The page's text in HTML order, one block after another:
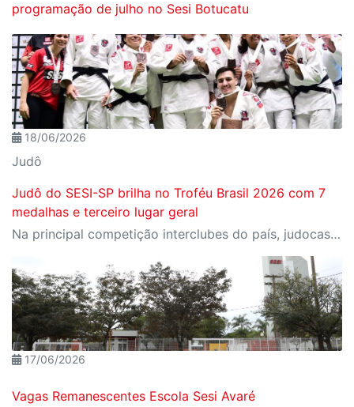
programação de julho no Sesi Botucatu
18/06/2026
Judô
Judô do SESI-SP brilha no Troféu Brasil 2026 com 7
medalhas e terceiro lugar geral
Na principal competição interclubes do país, judocas da equipe de Desempenho conquistaram dois ouros, uma prata e quatro bronzes e ajudaram Sesi-SP a ficar com a terceira colocação geral
17/06/2026
Vagas Remanescentes Escola Sesi Avaré